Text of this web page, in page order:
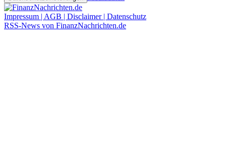
Impressum | AGB | Disclaimer | Datenschutz
RSS-News von FinanzNachrichten.de